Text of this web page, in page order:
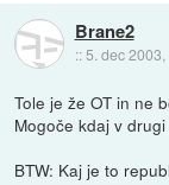
Brane2
:: 5. dec
Tole je že OT in ne
Mogoče kdaj v drugi
BTW: Kaj je to